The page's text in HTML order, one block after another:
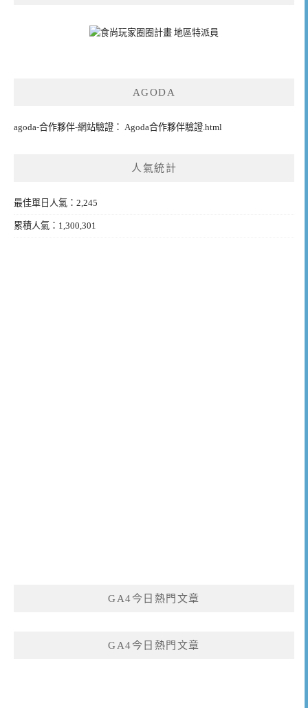
AGODA
agoda-合作夥伴-網站驗證： Agoda合作夥伴驗證.html
人氣統計
最佳單日人氣：2,245
累積人氣：1,300,301
GA4今日熱門文章
GA4今日熱門文章